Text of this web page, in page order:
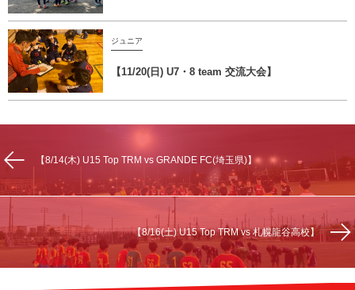
ジュニア
【11/20(日) U7・8 team 交流大会】
【8/14(木) U15 Top TRM vs GRANDE FC(埼玉県)】
【8/16(土) U15 Top TRM vs 札幌龍谷高校】